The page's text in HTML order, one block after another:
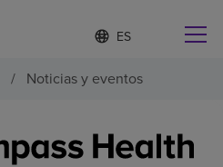
Lista
de
contraída
d
o
s
e
/ Noticias y eventos